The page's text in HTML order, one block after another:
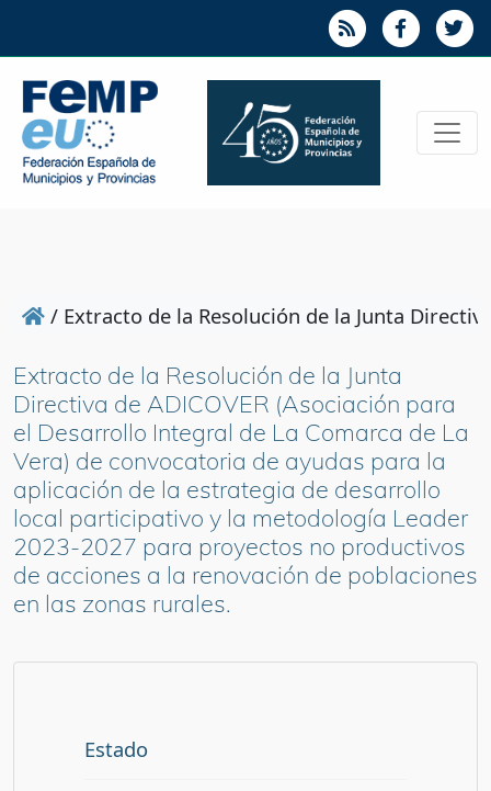
/ Extracto de la Resolución de la Junta
Extracto de la Resolución de la Junta
Directiva de ADICOVER (Asociación para
el Desarrollo Integral de La Comarca de La
Vera) de convocatoria de ayudas para la
aplicación de la estrategia de desarrollo
local participativo y la metodología Leader
2023-2027 para proyectos no productivos
de acciones a la renovación de poblaciones
en las zonas rurales.
Estado